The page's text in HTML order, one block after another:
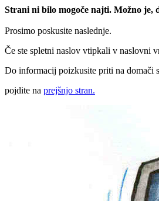
Strani ni bilo mogoče najti. Možno je,
Prosimo poskusite naslednje.
Če ste spletni naslov vtipkali v naslovni
Do informacij poizkusite priti na domači
pojdite na prejšnjo stran.